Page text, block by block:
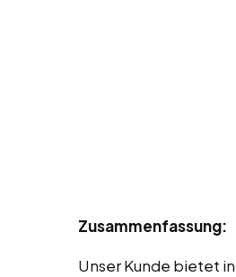
Zusammenfassung:
Unser Kunde bietet